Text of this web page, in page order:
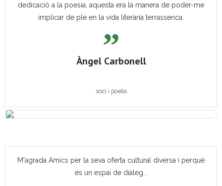
dedicació a la poesia, aquesta era la manera de poder-me
implicar de ple en la vida literària terrassenca.
Àngel Carbonell
soci i poeta
M'agrada Amics per la seva oferta cultural diversa i perquè
és un espai de diàleg...